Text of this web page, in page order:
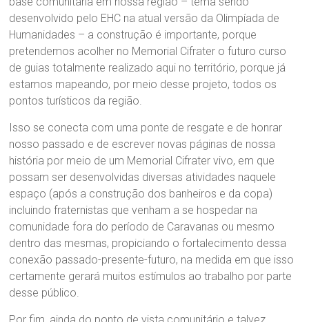
desenvolvido pelo EHC na atual versão da Olimpíada de
Humanidades – a construção é importante, porque
pretendemos acolher no Memorial Cifrater o futuro curso
de guias totalmente realizado aqui no território, porque já
estamos mapeando, por meio desse projeto, todos os
pontos turísticos da região.
Isso se conecta com uma ponte de resgate e de honrar
nosso passado e de escrever novas páginas de nossa
história por meio de um Memorial Cifrater vivo, em que
possam ser desenvolvidas diversas atividades naquele
espaço (após a construção dos banheiros e da copa)
incluindo fraternistas que venham a se hospedar na
comunidade fora do período de Caravanas ou mesmo
dentro das mesmas, propiciando o fortalecimento dessa
conexão passado-presente-futuro, na medida em que isso
certamente gerará muitos estímulos ao trabalho por parte
desse público.